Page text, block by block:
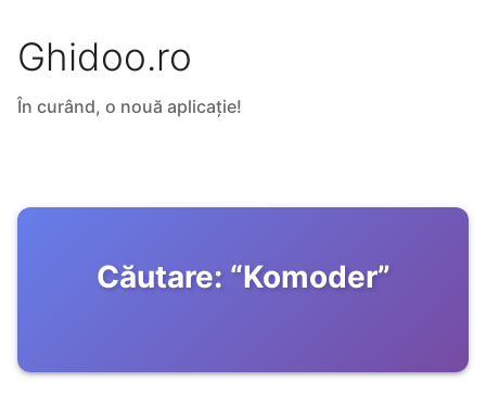
Ghidoo.ro
În curând, o nouă aplicație!
Căutare: “Komoder”